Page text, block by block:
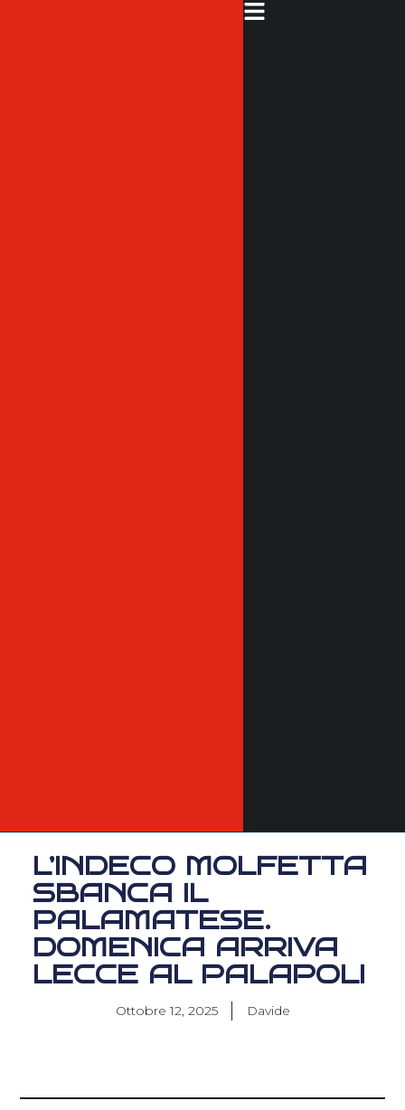
L’INDECO MOLFETTA
SBANCA IL
PALAMATESE.
DOMENICA ARRIVA
LECCE AL PALAPOLI
Ottobre 12, 2025 Davide